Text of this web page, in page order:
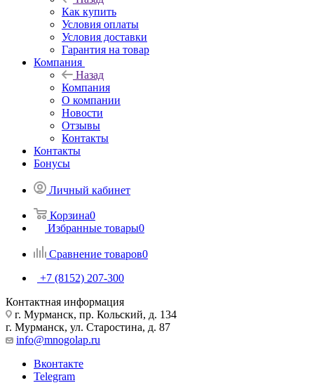
Как купить
Условия оплаты
Условия доставки
Гарантия на товар
Компания
Назад
Компания
О компании
Новости
Отзывы
Контакты
Контакты
Бонусы
Личный кабинет
Корзина0
Избранные товары0
Сравнение товаров0
+7 (8152) 207-300
Контактная информация
г. Мурманск, пр. Кольский, д. 134
г. Мурманск, ул. Старостина, д. 87
info@mnogolap.ru
Вконтакте
Telegram